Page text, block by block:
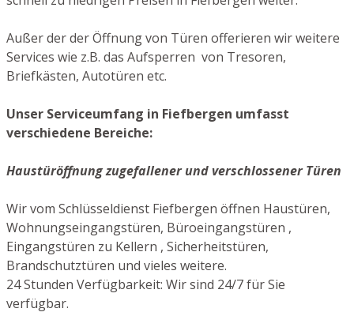
Außer der der Öffnung von Türen offerieren wir weitere
Services wie z.B. das Aufsperren von Tresoren,
Briefkästen, Autotüren etc.
Unser Serviceumfang in Fiefbergen umfasst
verschiedene Bereiche:
Haustüröffnung zugefallener und verschlossener Türen
Wir vom Schlüsseldienst Fiefbergen öffnen Haustüren,
Wohnungseingangstüren, Büroeingangstüren ,
Eingangstüren zu Kellern , Sicherheitstüren,
Brandschutztüren und vieles weitere.
24 Stunden Verfügbarkeit: Wir sind 24/7 für Sie
verfügbar.